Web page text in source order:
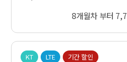
8개월차 부터
KT LTE 기간 할인